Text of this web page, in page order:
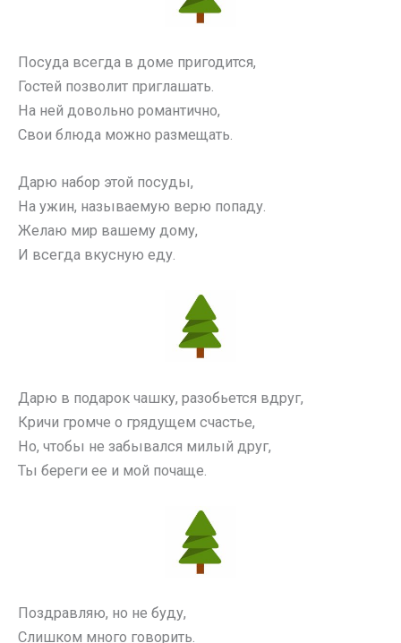
Посуда всегда в доме пригодится,
Гостей позволит приглашать.
На ней довольно романтично,
Свои блюда можно размещать.
Дарю набор этой посуды,
На ужин, называемую верю попаду.
Желаю мир вашему дому,
И всегда вкусную еду.
Дарю в подарок чашку, разобьется вдруг,
Кричи громче о грядущем счастье,
Но, чтобы не забывался милый друг,
Ты береги ее и мой почаще.
Поздравляю, но не буду,
Слишком много говорить.